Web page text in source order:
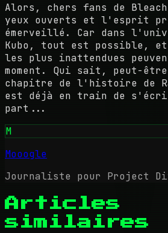
Alors, chers fans de
yeux ouverts et l'esprit
émerveillé. Car dans
Kubo, tout est possible,
les plus inattendues
moment. Qui sait, peut-
chapitre de l'histoire de
est déjà en train de
part...
M
Mooogle
Journaliste pour Project
Articles
similaires